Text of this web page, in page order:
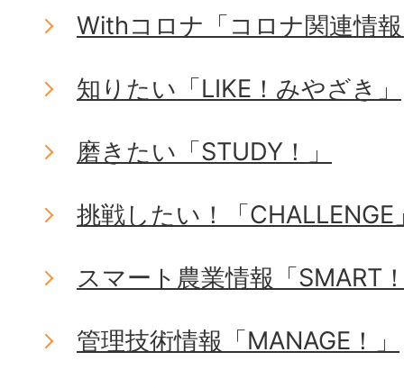
Withコロナ「コロナ関連情
知りたい「LIKE！みやざき」
磨きたい「STUDY！」
挑戦したい！「CHALLENGE
スマート農業情報「SMART
管理技術情報「MANAGE！」